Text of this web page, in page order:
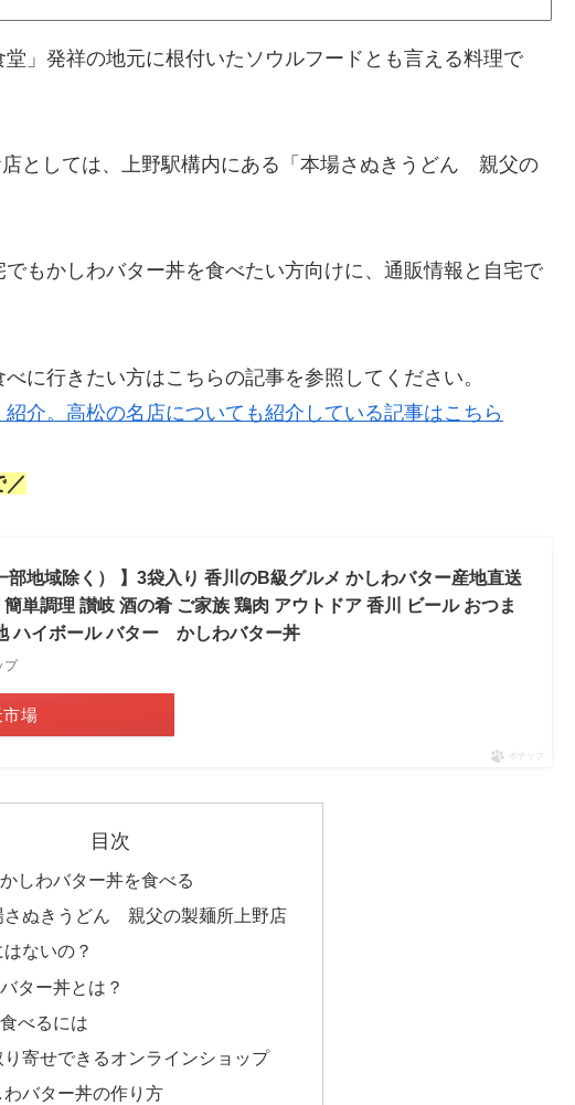
」発祥の地元に根付いたソウルフードとも言える料理で
としては、上野駅構内にある「本場さぬきうどん 親父の
もかしわバター丼を食べたい方向けに、通販情報と自宅で
に行きたい方はこちらの記事を参照してください。
介。高松の名店についても紹介している記事はこちら
／
部地域除く） 】3袋入り 香川のB級グルメ かしわバター産地直送
単調理 讃岐 酒の肴 ご家族 鶏肉 アウトドア 香川 ビール おつま
ハイボール バター かしわバター丼
プ
場
ポチップ
目次
しわバター丼を食べる
さぬきうどん 親父の製麺所上野店
ないの？
ター丼とは？
べるには
り寄せできるオンラインショップ
わバター丼の作り方